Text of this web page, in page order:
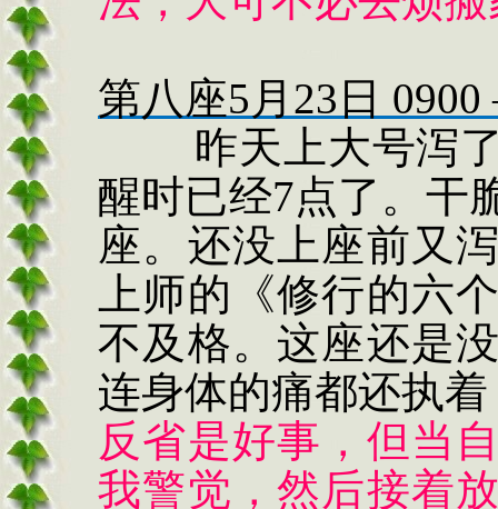
第八座5 月 23 日 0900
昨天上大号泻
醒时已经7点了。干
座。还没上座前又
上师的《修行的六
不及格。这座还是
连身体的痛都还执
反省是好事，但当
我警觉，然后接着